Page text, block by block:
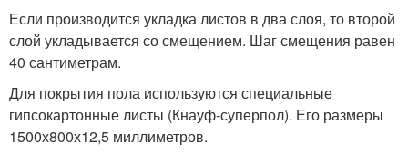
Если производится укладка листов в два слоя, то второй
слой укладывается со смещением. Шаг смещения равен
40 сантиметрам.
Для покрытия пола используются специальные
гипсокартонные листы (Кнауф-суперпол). Его размеры
1500х800х12,5 миллиметров.